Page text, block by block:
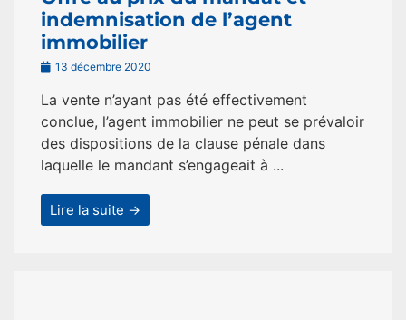
indemnisation de l’agent
immobilier
13 décembre 2020
La vente n’ayant pas été effectivement
conclue, l’agent immobilier ne peut se prévaloir
des dispositions de la clause pénale dans
laquelle le mandant s’engageait à ...
Lire la suite →